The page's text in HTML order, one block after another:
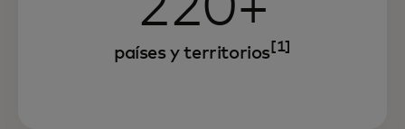
países y territorios [1]